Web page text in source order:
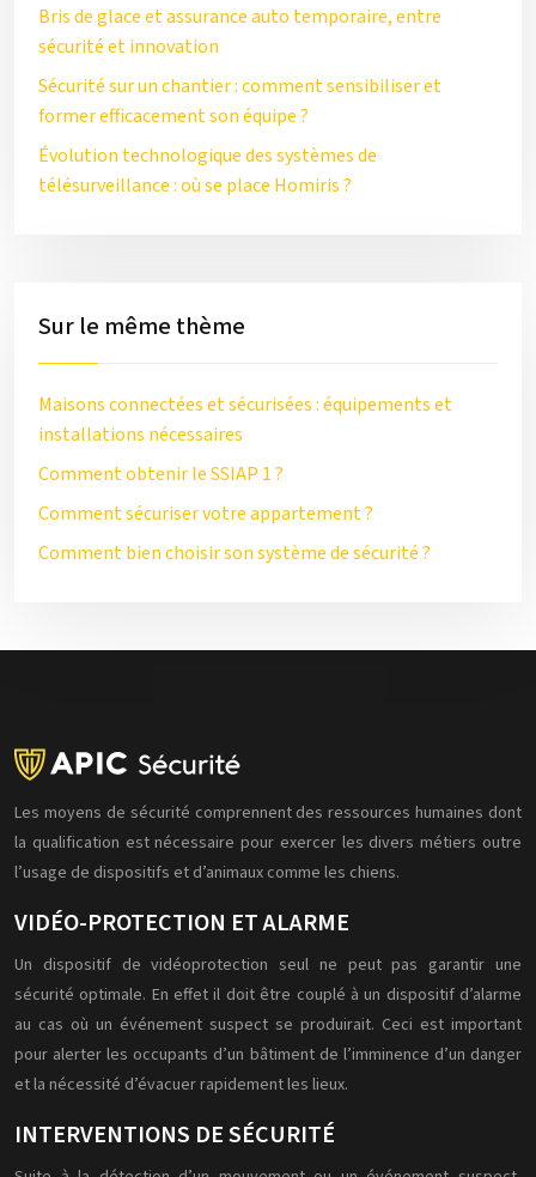
Bris de glace et assurance auto temporaire, entre
sécurité et innovation
Sécurité sur un chantier : comment sensibiliser et
former efficacement son équipe ?
Évolution technologique des systèmes de
télésurveillance : où se place Homiris ?
Sur le même thème
Maisons connectées et sécurisées : équipements et
installations nécessaires
Comment obtenir le SSIAP 1 ?
Comment sécuriser votre appartement ?
Comment bien choisir son système de sécurité ?
Les moyens de sécurité comprennent des ressources humaines dont
la qualification est nécessaire pour exercer les divers métiers outre
l’usage de dispositifs et d’animaux comme les chiens.
VIDÉO-PROTECTION ET ALARME
Un dispositif de vidéoprotection seul ne peut pas garantir une
sécurité optimale. En effet il doit être couplé à un dispositif d’alarme
au cas où un événement suspect se produirait. Ceci est important
pour alerter les occupants d’un bâtiment de l’imminence d’un danger
et la nécessité d’évacuer rapidement les lieux.
INTERVENTIONS DE SÉCURITÉ